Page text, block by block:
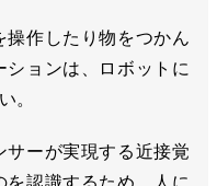
作したり物をつかん
ョンは、ロボットに
。
ーが実現する近接覚